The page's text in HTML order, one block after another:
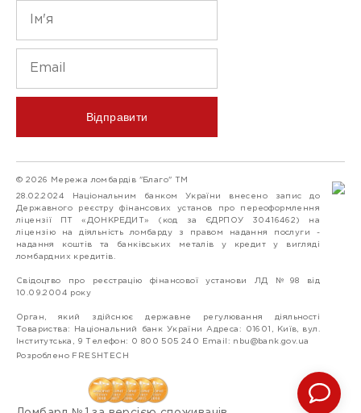
Відправити
© 2026 Мережа ломбардів "Благо" ТМ
28.02.2024 Національним банком України внесено запис до
Державного реєстру фінансових установ про переоформлення
ліцензії ПТ «ДОНКРЕДИТ» (код за ЄДРПОУ 30416462) на
ліцензію на діяльність ломбарду з правом надання послуги -
надання коштів та банківських металів у кредит у вигляді
ломбардних кредитів.
Свідоцтво про реєстрацію фінансової установи ЛД №98 від
10.09.2004 року
Орган, який здійснює державне регулювання діяльності
Товариства: Національний банк України Адреса: 01601, Київ, вул.
Інститутська, 9 Телефон: 0 800 505 240 Email: nbu@bank.gov.ua
Розроблено FRESHTECH